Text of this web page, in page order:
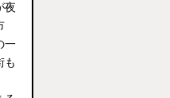
夜
一
も